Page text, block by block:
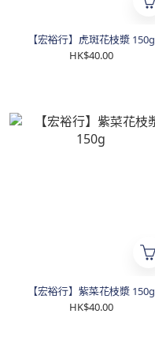
【宏裕行】虎斑花枝漿 150g
HK$40.00
【宏裕行】紫菜花枝漿 150g
HK$40.00